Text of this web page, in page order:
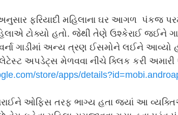
ફરિયાદી મહિલાના ઘર આગળ પંકજ
ટોક્યો હતો. જેથી તેણે ઉશ્કેરાઈ જઈને
ગાડીમાં અન્ય ત્રણ ઈસમોને લઈને આવ્યો
અપડેટ્સ મેળવવા નીચે ક્લિક કરી
store/apps/
ઓફિસ તરફ ભાગ્ય હતા જ્યાં આ